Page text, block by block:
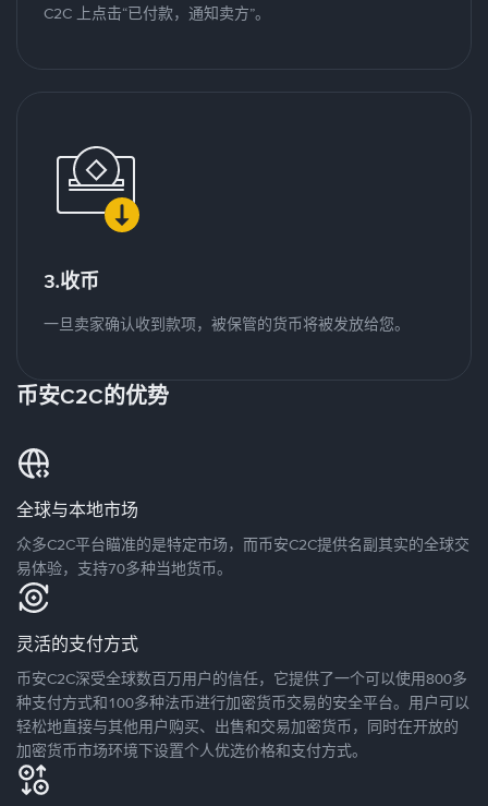
C2C 上点击“已付款，通知卖方”。
3.收币
一旦卖家确认收到款项，被保管的货币将被发放给您。
币安C2C的优势
全球与本地市场
众多C2C平台瞄准的是特定市场，而币安C2C提供名副其实的全球交
易体验，支持70多种当地货币。
灵活的支付方式
币安C2C深受全球数百万用户的信任，它提供了一个可以使用800多
种支付方式和100多种法币进行加密货币交易的安全平台。用户可以
轻松地直接与其他用户购买、出售和交易加密货币，同时在开放的
加密货币市场环境下设置个人优选价格和支付方式。